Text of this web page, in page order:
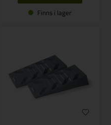
Finns i lager